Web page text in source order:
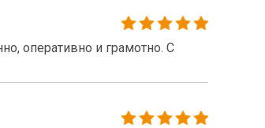
оперативно и грамотно. С